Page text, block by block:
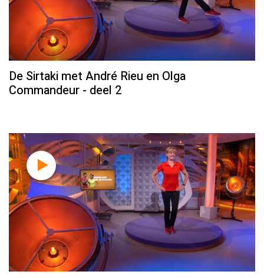
De Sirtaki met André Rieu en Olga
Commandeur - deel 2